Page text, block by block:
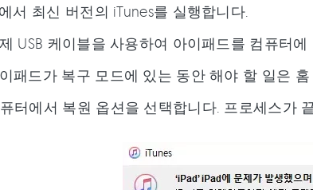
서 최신 버전의 iTunes를 실행합니다.
USB 케이블을 사용하여 아이패드를 컴퓨터에
패드가 복구 모드에 있는 동안 해야 할 일은
터에서 복원 옵션을 선택합니다. 프로세스가